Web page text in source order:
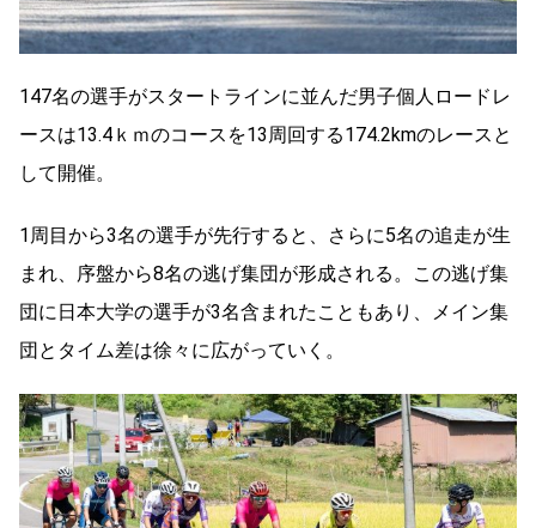
147名の選手がスタートラインに並んだ男子個人ロードレ
ースは13.4ｋｍのコースを13周回する174.2kmのレースと
して開催。
1周目から3名の選手が先行すると、さらに5名の追走が生
まれ、序盤から8名の逃げ集団が形成される。この逃げ集
団に日本大学の選手が3名含まれたこともあり、メイン集
団とタイム差は徐々に広がっていく。